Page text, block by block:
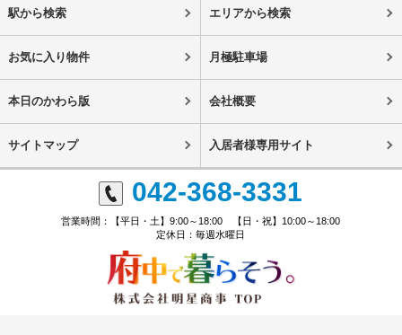
駅から検索 エリアから検索
お気に入り物件 月極駐車場
本日のかわら版 会社概要
サイトマップ 入居者様専用サイト
042-368-3331
営業時間：【平日・土】9:00～18:00 【日・祝】10:00～18:00
定休日：毎週水曜日